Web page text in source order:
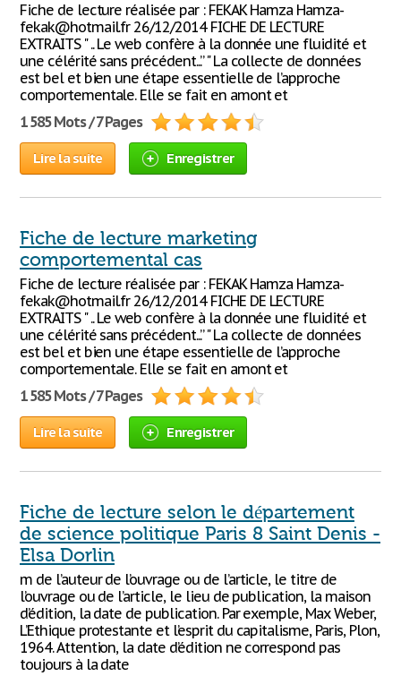
Fiche de lecture réalisée par : FEKAK Hamza Hamza-
fekak@hotmail.fr 26/12/2014 FICHE DE LECTURE
EXTRAITS " .. Le web confère à la donnée une fluidité et
une célérité sans précédent...” " La collecte de données
est bel et bien une étape essentielle de l’approche
comportementale. Elle se fait en amont et
1 585 Mots / 7 Pages
Lire la suite Enregistrer
Fiche de lecture marketing
comportemental cas
Fiche de lecture réalisée par : FEKAK Hamza Hamza-
fekak@hotmail.fr 26/12/2014 FICHE DE LECTURE
EXTRAITS " .. Le web confère à la donnée une fluidité et
une célérité sans précédent...” " La collecte de données
est bel et bien une étape essentielle de l’approche
comportementale. Elle se fait en amont et
1 585 Mots / 7 Pages
Lire la suite Enregistrer
Fiche de lecture selon le département
de science politique Paris 8 Saint Denis -
Elsa Dorlin
m de l’auteur de l’ouvrage ou de l’article, le titre de
l’ouvrage ou de l’article, le lieu de publication, la maison
d’édition, la date de publication. Par exemple, Max Weber,
L’Ethique protestante et l’esprit du capitalisme, Paris, Plon,
1964. Attention, la date d’édition ne correspond pas
toujours à la date